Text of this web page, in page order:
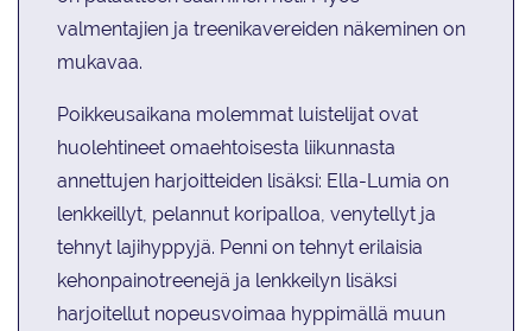
valmentajien ja treenikavereiden näkeminen on
mukavaa.
Poikkeusaikana molemmat luistelijat ovat
huolehtineet omaehtoisesta liikunnasta
annettujen harjoitteiden lisäksi: Ella-Lumia on
lenkkeillyt, pelannut koripalloa, venytellyt ja
tehnyt lajihyppyjä. Penni on tehnyt erilaisia
kehonpainotreenejä ja lenkkeilyn lisäksi
harjoitellut nopeusvoimaa hyppimällä muun